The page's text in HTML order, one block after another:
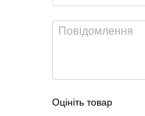
Оцініть товар